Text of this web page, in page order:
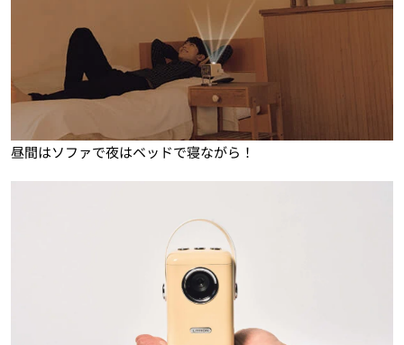
昼間はソファで夜はベッドで寝ながら！